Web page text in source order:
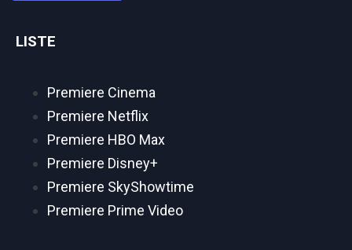
LISTE
Premiere Cinema
Premiere Netflix
Premiere HBO Max
Premiere Disney+
Premiere SkyShowtime
Premiere Prime Video